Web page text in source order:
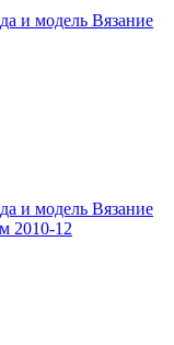
и модель Вязание
и модель Вязание
2010-12